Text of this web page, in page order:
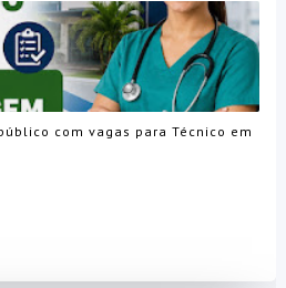
com vagas para Técnico em